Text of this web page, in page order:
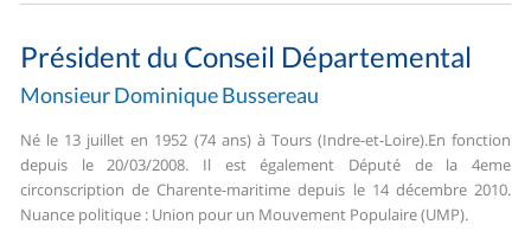
Président du Conseil Départemental
Monsieur Dominique Bussereau
Né le 13 juillet en 1952 (74 ans) à Tours (Indre-et-Loire).En fonction
depuis le 20/03/2008. Il est également Député de la 4eme
circonscription de Charente-maritime depuis le 14 décembre 2010.
Nuance politique : Union pour un Mouvement Populaire (UMP).